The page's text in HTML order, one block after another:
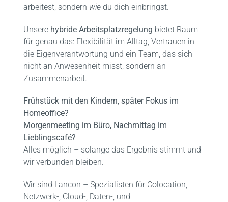
arbeitest, sondern wiedu dich einbringst.
Unsere hybride Arbeitsplatzregelung bietet Raum
für genau das: Flexibilität im Alltag, Vertrauen in
die Eigenverantwortung und ein Team, das sich
nicht an Anwesenheit misst, sondern an
Zusammenarbeit.
Frühstück mit den Kindern, später Fokus im
Homeoffice?
Morgenmeeting im Büro, Nachmittag im
Lieblingscafé?
Alles möglich – solange das Ergebnis stimmt und
wir verbunden bleiben.
Wir sind Lancon – Spezialisten für Colocation,
Netzwerk-, Cloud-, Daten-, und